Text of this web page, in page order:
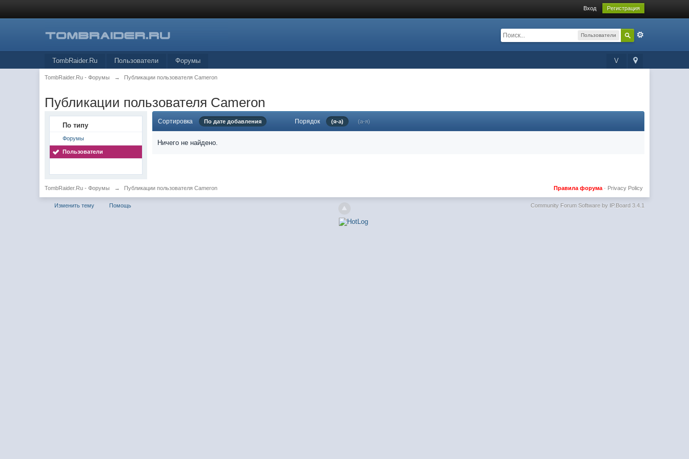
Вход Регистрация
Пользователи
V
TombRaider.Ru Пользователи Форумы
TombRaider.Ru - Форумы → Публикации пользователя Cameron
Публикации пользователя Cameron
По типу
Форумы
Пользователи
Сортировка По дате добавления Порядок (я-а) (а-я)
Ничего не найдено.
TombRaider.Ru - Форумы → Публикации пользователя Cameron Privacy Policy
Правила форума·
Изменить тему Помощь Community Forum Software by IP.Board 3.4.1